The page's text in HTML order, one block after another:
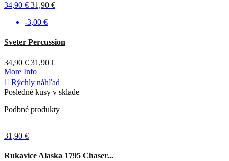
34,90 € 31,90 €
-3,00 €
Tmavá
olivová
Sveter Percussion
34,90 € 31,90 €
More Info
 Rýchly náhľad
Posledné kusy v sklade
Podbné produkty